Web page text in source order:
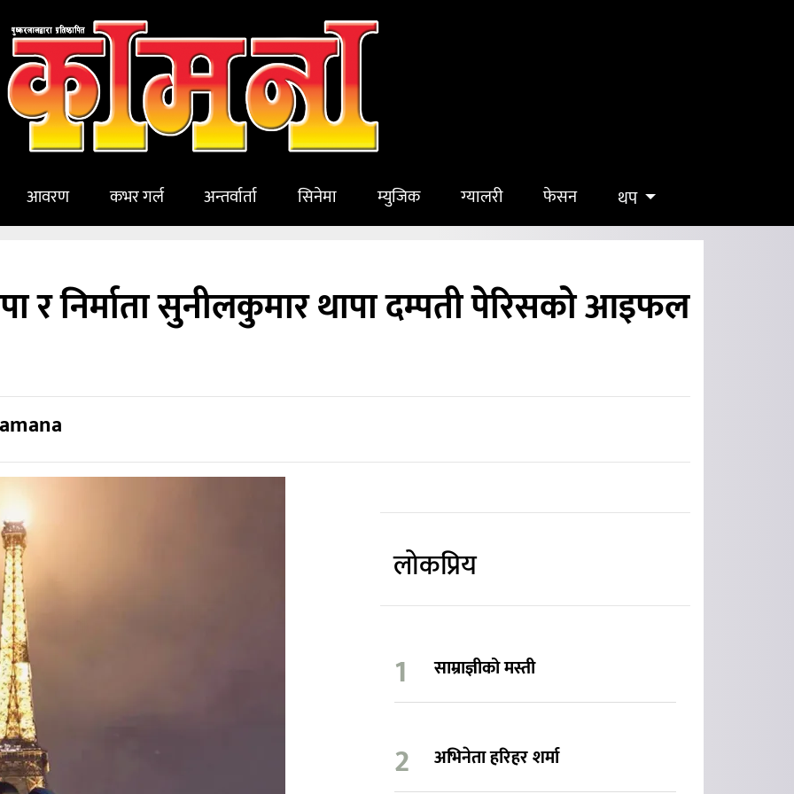
आवरण कभर गर्ल अन्तर्वार्ता सिनेमा म्युजिक ग्यालरी फेसन थप
र निर्माता सुनीलकुमार थापा दम्पती पेरिसको आइफल
लोकप्रिय
साम्राज्ञीको मस्ती
अभिनेता हरिहर शर्मा